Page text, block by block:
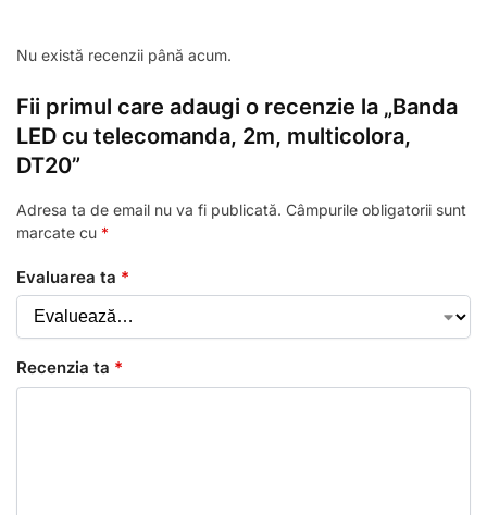
Nu există recenzii până acum.
Fii primul care adaugi o recenzie la „Banda
LED cu telecomanda, 2m, multicolora,
DT20”
Adresa ta de email nu va fi publicată. Câmpurile obligatorii sunt
marcate cu *
Evaluarea ta *
Recenzia ta *